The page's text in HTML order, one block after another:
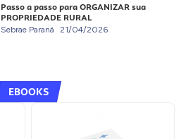
Passo a passo para ORGANIZAR sua
PROPRIEDADE RURAL
Sebrae Paraná 21/04/2026
EBOOKS